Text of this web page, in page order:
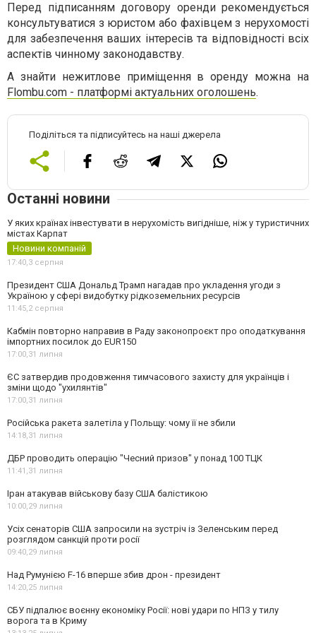
Перед підписанням договору оренди рекомендується
консультуватися з юристом або фахівцем з нерухомості
для забезпечення ваших інтересів та відповідності всіх
аспектів чинному законодавству.
А знайти нежитлове приміщення в оренду можна на
Flombu.com - платформі актуальних оголошень.
Поділіться та підписуйтесь на наші джерела
Останні новини
У яких країнах інвестувати в нерухомість вигідніше, ніж у туристичних
містах Карпат
Новини компаній
17:40,3 серпня
Президент США Дональд Трамп нагадав про укладення угоди з
Україною у сфері видобутку рідкоземельних ресурсів
11:45,2 серпня
Кабмін повторно направив в Раду законопроєкт про оподаткування
імпортних посилок до EUR150
17:00,31 липня
ЄС затвердив продовження тимчасового захисту для українців і
зміни щодо "ухилянтів"
17:00,31 липня
Російська ракета залетіла у Польщу: чому її не збили
14:18,31 липня
ДБР проводить операцію "Чесний призов" у понад 100 ТЦК
11:41,31 липня
Іран атакував військову базу США балістикою
10:00,29 липня
Усіх сенаторів США запросили на зустріч із Зеленським перед
розглядом санкцій проти росії
09:40,29 липня
Над Румунією F-16 вперше збив дрон - президент
14:20,25 липня
СБУ підпалює воєнну економіку Росії: нові удари по НПЗ у тилу
ворога та в Криму